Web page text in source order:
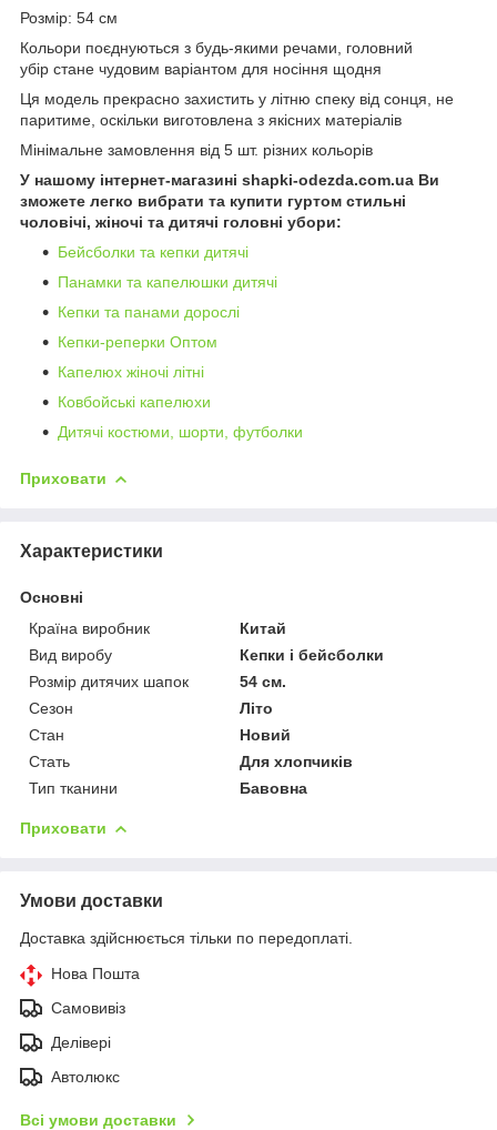
Розмір: 54 см
Кольори поєднуються з будь-якими речами, головний
убір стане чудовим варіантом для носіння щодня
Ця модель прекрасно захистить у літню спеку від сонця, не
паритиме, оскільки виготовлена з якісних матеріалів
Мінімальне замовлення від 5 шт. різних кольорів
У нашому інтернет-магазині shapki-odezda.com.ua Ви
зможете легко вибрати та купити гуртом стильні
чоловічі, жіночі та дитячі головні убори:
Бейсболки та кепки дитячі
Панамки та капелюшки дитячі
Кепки та панами дорослі
Кепки-реперки Оптом
Капелюх жіночі літні
Ковбойські капелюхи
Дитячі костюми, шорти, футболки
Приховати
Характеристики
Основні
Країна виробник
Китай
Вид виробу
Кепки і бейсболки
Розмір дитячих шапок
54 см.
Сезон
Літо
Стан
Новий
Стать
Для хлопчиків
Тип тканини
Бавовна
Приховати
Умови доставки
Доставка здійснюється тільки по передоплаті.
Нова Пошта
Самовивіз
Делівері
Автолюкс
Всі умови доставки